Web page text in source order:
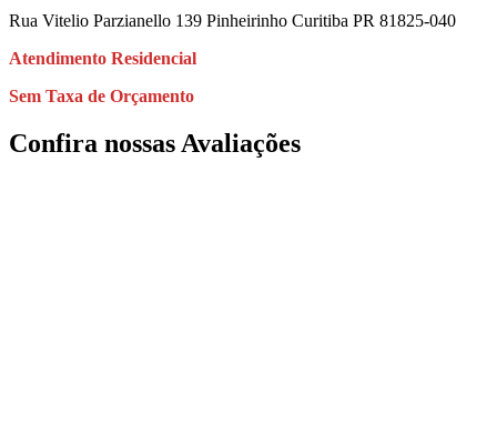
Rua Vitelio Parzianello 139 Pinheirinho Curitiba PR 81825-040
Atendimento Residencial
Sem Taxa de Orçamento
Confira nossas Avaliações